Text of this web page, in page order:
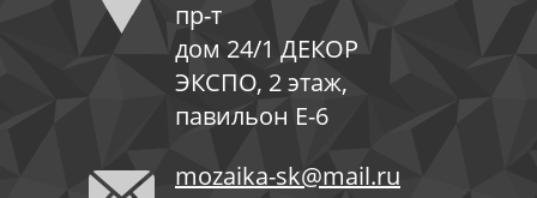
пр-т
дом 24/1 ДЕКОР
ЭКСПО, 2 этаж,
павильон Е-6
mozaika-sk@mail.ru